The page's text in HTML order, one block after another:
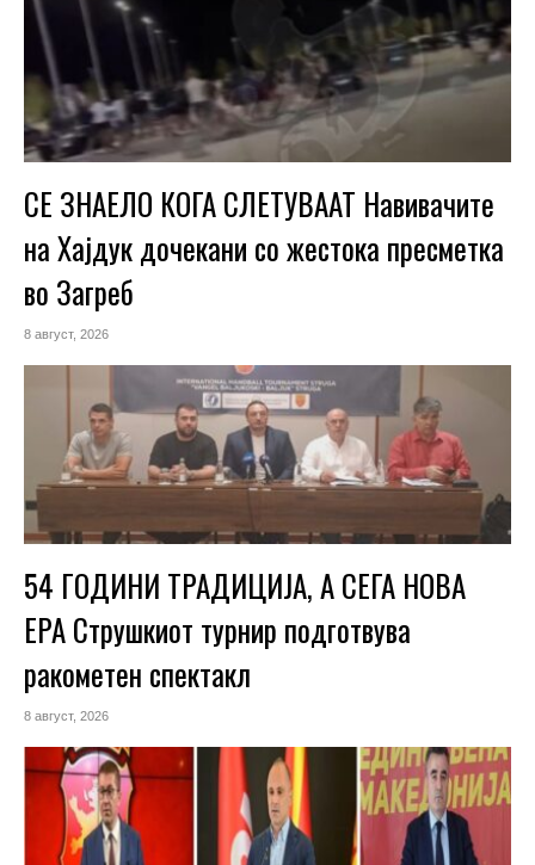
СЕ ЗНАЕЛО КОГА СЛЕТУВААТ Навивачите
на Хајдук дочекани со жестока пресметка
во Загреб
8 август, 2026
54 ГОДИНИ ТРАДИЦИЈА, А СЕГА НОВА
ЕРА Струшкиот турнир подготвува
ракометен спектакл
8 август, 2026